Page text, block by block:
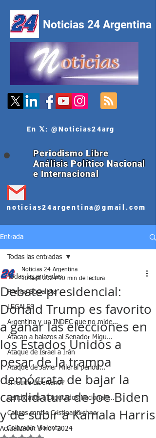
Noticias 24 Argentina
En 𝕏: @Noticias24arg
Periodismo Libre
Análisis Político Nacional
e Internacional
noticias24argentina@gmail.com
Entrada
Todas las entradas
Prensa Socialista
LEGALES
Argentina y un INDEC que no mide...
Atacan a balazos al Senador Migu...
Ataque de Israel a Irán
Ataque de Javier Milei al period...
¿Fraude Libertario?
Candidatos a Diputados Nacionale...
Causas contra Cristina Kirchner
Colombia Violenta
Todas las entradas
Debate presidencial:
Donald Trump es favorito
a ganar las elecciones en
los Estados Unidos a
pesar de la trampa
demócrata de bajar la
candidatura de Joe Biden
y de subir a Kamala Harris
Noticias 24 Argentina
10 sept 2024 10 min de lectura
Actualizado:3 nov 2024